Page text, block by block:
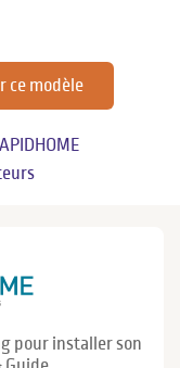
ce modèle
pour installer son